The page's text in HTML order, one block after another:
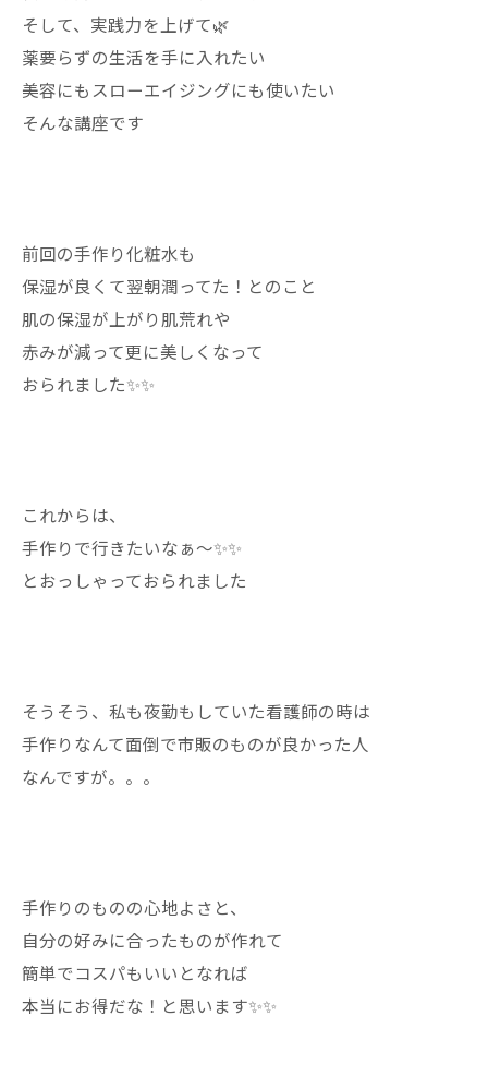
そして、実践力を上げて🌿
薬要らずの生活を手に入れたい
美容にもスローエイジングにも使いたい
そんな講座です
前回の手作り化粧水も
保湿が良くて翌朝潤ってた！とのこと
肌の保湿が上がり肌荒れや
赤みが減って更に美しくなって
おられました✨✨
これからは、
手作りで行きたいなぁ〜✨✨
とおっしゃっておられました
そうそう、私も夜勤もしていた看護師の時は
手作りなんて面倒で市販のものが良かった人
なんですが。。。
手作りのものの心地よさと、
自分の好みに合ったものが作れて
簡単でコスパもいいとなれば
本当にお得だな！と思います✨✨